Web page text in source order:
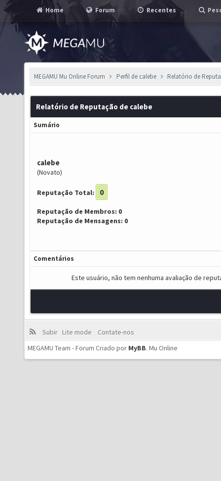
Home Forum Recentes
MEGAMU Mu Online Forum Perfil de calebe Relatório de
Relatório de Reputação de calebe
Sumário
calebe
(Novato)
Reputação Total: 0
Reputação de Membros: 0
Reputação de Mensagens: 0
Comentários
Este usuário, não tem nenhuma avaliação de
Subir Lite mode
Contate-nos
MEGAMU Team - Forum Criado por MyBB. Mu Online